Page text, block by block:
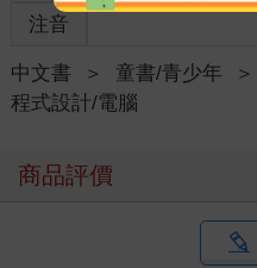
注音
中文書 ＞ 童書/青少年 ＞
程式設計/電腦
商品評價